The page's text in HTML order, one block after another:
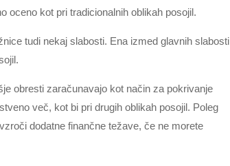
oceno kot pri tradicionalnih oblikah posojil.
tudi nekaj slabosti. Ena izmed glavnih slabosti
obresti zaračunavajo kot način za pokrivanje
več, kot bi pri drugih oblikah posojil. Poleg
dodatne finančne težave, če ne morete